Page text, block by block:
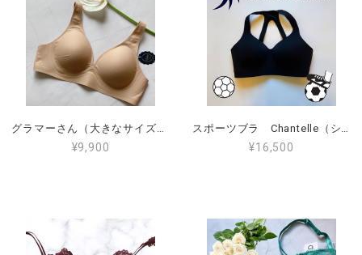
グラマーさん（大きなサイズ）Leilieve （レイリエヴ） ノンワイヤーブラ ３B.4B.5B（LE-6026）
¥9,900
スポーツブラ Chantelle（シャンテル）S,M,L,XL ブラック（返品、交換無料）
¥16,500